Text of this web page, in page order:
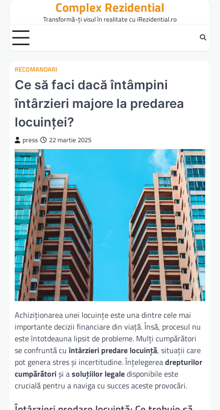
content
Complex Rezidential
Transformă-ți visul în realitate cu iRezidential.ro
RECOMANDARI
Ce să faci dacă întâmpini
întârzieri majore la predarea
locuinței?
press 22 martie 2025
Achiziționarea unei locuințe este una dintre cele mai
importante decizii financiare din viață. Însă, procesul nu
este întotdeauna lipsit de probleme. Mulți cumpărători
se confruntă cuîntârzieri predare locuință, situații care
pot genera stres și incertitudine. Înțelegereadrepturilor
cumpărătoriși asoluțiilor legaledisponibile este
crucială pentru a naviga cu succes aceste provocări.